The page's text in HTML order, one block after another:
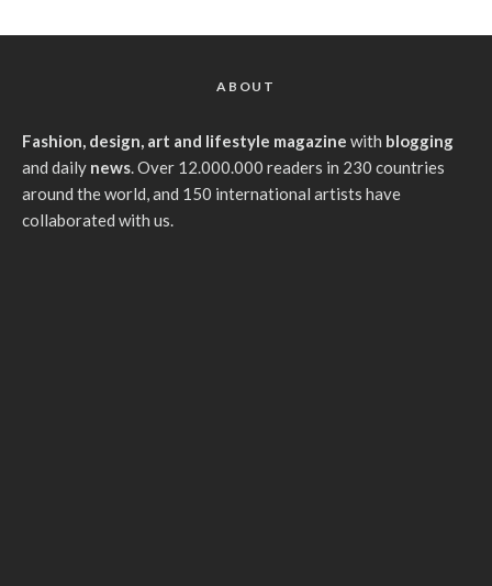
ABOUT
Fashion, design, art and lifestyle magazine with blogging
and daily news. Over 12.000.000 readers in 230 countries
around the world, and 150 international artists have
collaborated with us.